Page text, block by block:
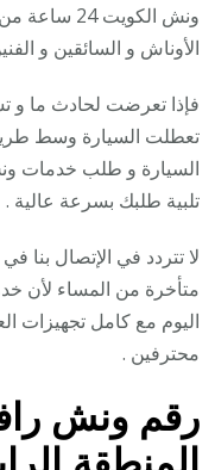
ونش
الأوناش و السائقين و
فإذا تعرضت لحادث ما و
تعطلت السيارة وسط
تلبية طلبك بسرعة عالية .
لا تتردد في الإتصال
متأخرة من المساء لأن خدماتنا
اليوم مع كامل
محترفين .
رقمونش